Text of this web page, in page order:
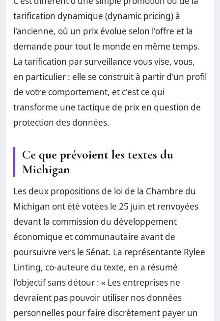
tarification dynamique (dynamic pricing) à
l'ancienne, où un prix évolue selon l'offre et la
demande pour tout le monde en même temps.
La tarification par surveillance vous vise, vous,
en particulier : elle se construit à partir d'un profil
de votre comportement, et c'est ce qui
transforme une tactique de prix en question de
protection des données.
Ce que prévoient les textes du
Michigan
Les deux propositions de loi de la Chambre du
Michigan ont été votées le 25 juin et renvoyées
devant la commission du développement
économique et communautaire avant de
poursuivre vers le Sénat. La représentante Rylee
Linting, co-auteure du texte, en a résumé
l'objectif sans détour : « Les entreprises ne
devraient pas pouvoir utiliser nos données
personnelles pour faire discrètement payer un